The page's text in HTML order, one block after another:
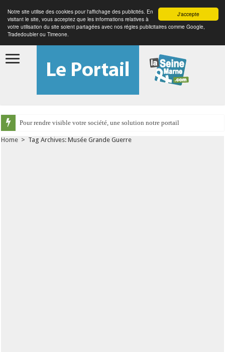
J'accepte
Notre site utilise des cookies pour l'affichage des publicités. En
visitant le site, vous acceptez que les informations relatives à
votre utilisation du site soient partagées avec nos régies publicitaires comme Google,
Tradedoubler ou Timeone.
Pour rendre visible votre société, une solution notre portail
Home > Tag Archives: Musée Grande Guerre